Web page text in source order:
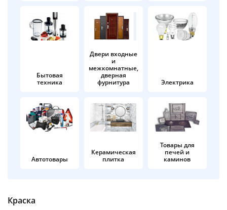
Бытовая
техника
Двери входные
и
межкомнатные,
дверная
фурнитура
Электрика
Автотовары
Керамическая
плитка
Товары для
печей и
каминов
Краска
об оплате Плайтом
раз в 2
недели
Остались вопросы?
8 800 302-02-51
plait.ru